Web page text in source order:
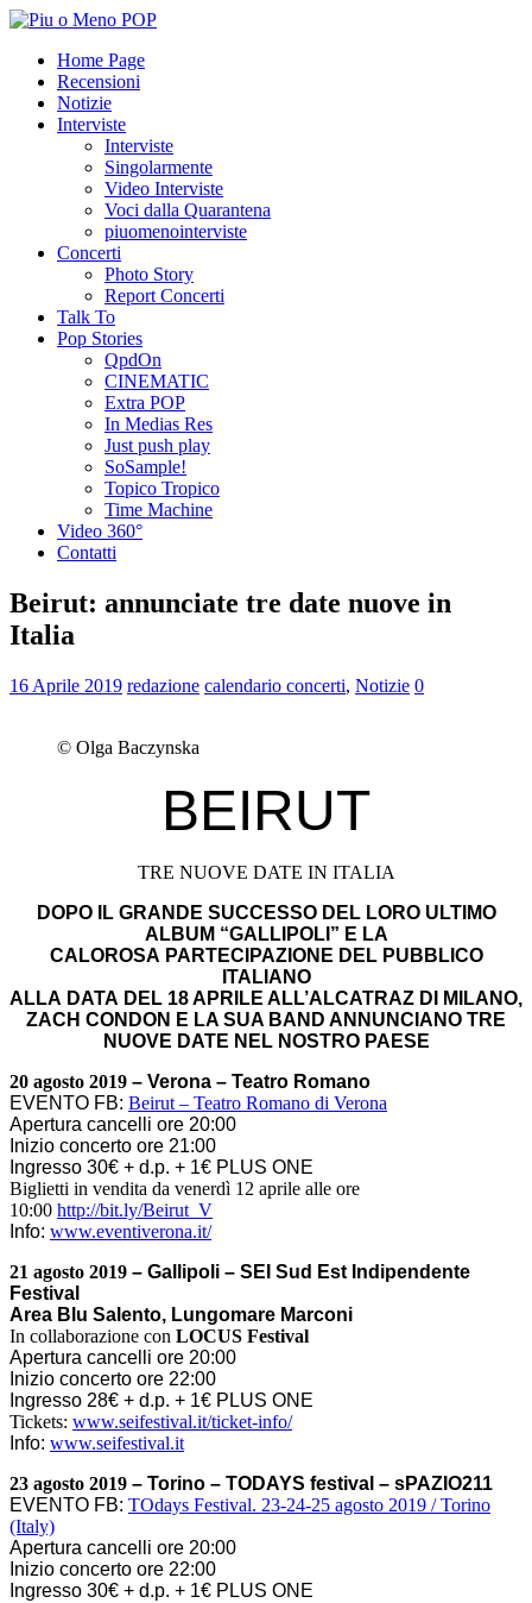
Home Page
Recensioni
Notizie
Interviste
Interviste
Singolarmente
Video Interviste
Voci dalla Quarantena
piuomenointerviste
Concerti
Photo Story
Report Concerti
Talk To
Pop Stories
QpdOn
CINEMATIC
Extra POP
In Medias Res
Just push play
SoSample!
Topico Tropico
Time Machine
Video 360°
Contatti
Beirut: annunciate tre date nuove in
Italia
16 Aprile 2019 redazione calendario concerti, Notizie 0
© Olga Baczynska
BEIRUT
TRE NUOVE DATE IN ITALIA
DOPO IL GRANDE SUCCESSO DEL LORO ULTIMO
ALBUM “GALLIPOLI” E LA
CALOROSA PARTECIPAZIONE DEL PUBBLICO
ITALIANO
ALLA DATA DEL 18 APRILE ALL’ALCATRAZ DI MILANO,
ZACH CONDON E LA SUA BAND ANNUNCIANO TRE
NUOVE DATE NEL NOSTRO PAESE
20 agosto 2019 – Verona – Teatro Romano
EVENTO FB: Beirut – Teatro Romano di Verona
Apertura cancelli ore 20:00
Inizio concerto ore 21:00
Ingresso 30€ + d.p. + 1€ PLUS ONE
Biglietti in vendita da venerdì 12 aprile alle ore
10:00 http://bit.ly/Beirut_V
Info: www.eventiverona.it/
21 agosto 2019 – Gallipoli – SEI Sud Est Indipendente
Festival
Area Blu Salento, Lungomare Marconi
In collaborazione con LOCUS Festival
Apertura cancelli ore 20:00
Inizio concerto ore 22:00
Ingresso 28€ + d.p. + 1€ PLUS ONE
Tickets: www.seifestival.it/ticket-info/
Info: www.seifestival.it
23 agosto 2019 – Torino – TODAYS festival – sPAZIO211
EVENTO FB: TOdays Festival. 23-24-25 agosto 2019 / Torino
(Italy)
Apertura cancelli ore 20:00
Inizio concerto ore 22:00
Ingresso 30€ + d.p. + 1€ PLUS ONE